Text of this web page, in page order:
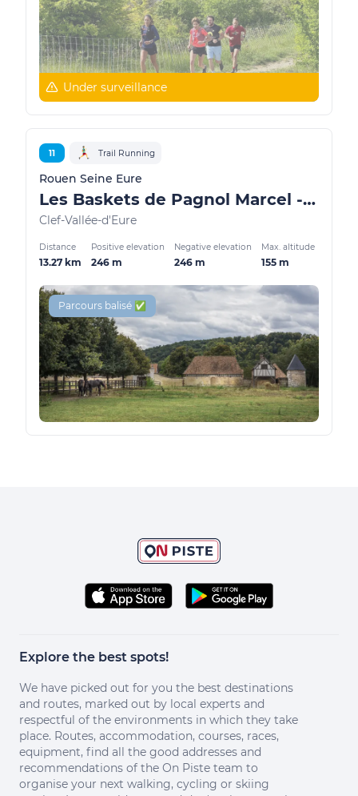
Under surveillance
11 Trail Running
Rouen Seine Eure
Les Baskets de Pagnol Marcel - Vallée d’Eure
Clef-Vallée-d'Eure
Distance
13.27 km
Positive elevation
246 m
Negative elevation
246 m
Max. altitude
155 m
Parcours balisé ✅
Explore the best spots!
We have picked out for you the best destinations
and routes, marked out by local experts and
respectful of the environments in which they take
place. Routes, accommodation, courses, races,
equipment, find all the good addresses and
recommendations of the On Piste team to
organise your next walking, cycling or skiing